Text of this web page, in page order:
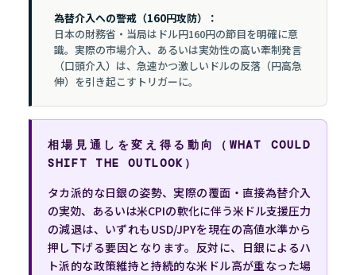
為替介入への警戒（160円攻防）：
日本の財務省・当局はドル円160円の節目を明確に意
識。実際の市場介入、あるいは実効性の高い牽制発言
（口頭介入）は、急速かつ激しいドルの反落（円高急
伸）を引き起こすトリガーに。
相場見通しを変え得る動向（WHAT COULD
SHIFT THE OUTLOOK）
タカ派的な日銀の姿勢、実際の覆面・直接為替介入
の実効、あるいは米CPIの軟化に伴う米ドル支援圧力
の減退は、いずれもUSD/JPYを現在の高値水準から
押し下げる要因となります。反対に、日銀によるハ
ト派的な政策維持と持続的な米ドル高が重なった場